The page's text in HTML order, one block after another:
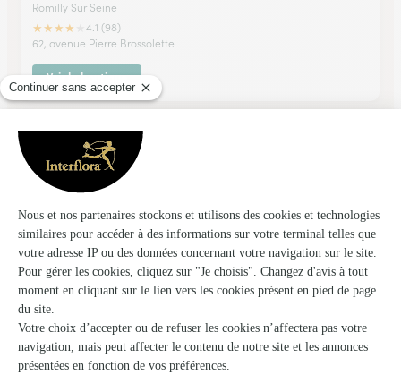
Romilly Sur Seine
★★★★
4.1 (98)
62, avenue Pierre Brossolette
Voir la boutique
Capucine
Romilly Sur Seine
★★
4, rue Gornet Boivin
Voir la boutique